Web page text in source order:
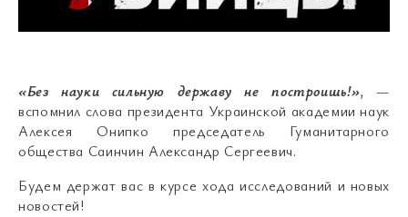
«Без науки сильную державу не построишь!», —
вспомнил слова президента Украинской академии наук
Алексея Онипко председатель Гуманитарного
общества Саинчин Александр Сергеевич.
Будем держат вас в курсе хода исследований и новых
новостей!